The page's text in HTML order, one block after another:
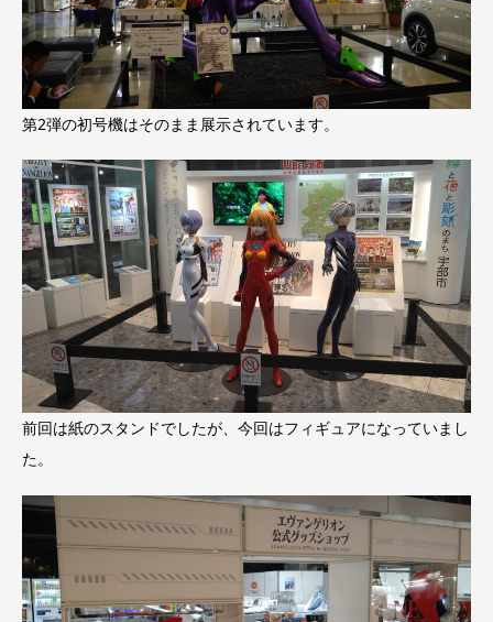
第2弾の初号機はそのまま展示されています。
前回は紙のスタンドでしたが、今回はフィギュアになっていまし
た。